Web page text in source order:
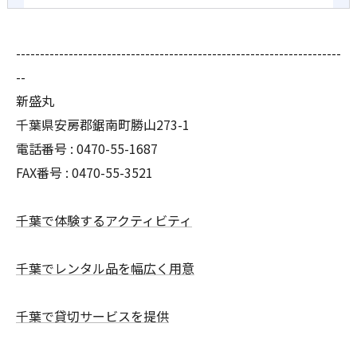
--------------------------------------------------------------------
--
新盛丸
千葉県安房郡鋸南町勝山273-1
電話番号 : 0470-55-1687
FAX番号 : 0470-55-3521
千葉で体験するアクティビティ
千葉でレンタル品を幅広く用意
千葉で貸切サービスを提供